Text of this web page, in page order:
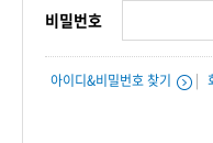
비밀번호
아이디&비밀번호 찾기 |